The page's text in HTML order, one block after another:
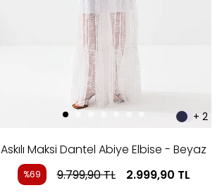
+ 2
Askılı Maksi Dantel Abiye Elbise - Beyaz
%69 9.799,90TL 2.999,90 TL